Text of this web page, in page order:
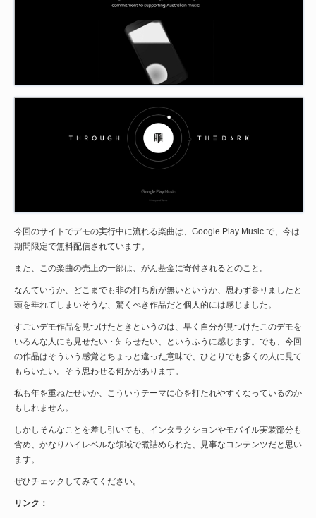
今回のサイトでデモの実行中に流れる楽曲は、Google Play Music で、今は
期間限定で無料配信されています。
また、この楽曲の売上の一部は、がん基金に寄付されるとのこと。
なんていうか、どこまでも非の打ち所が無いというか、思わず参りましたと
頭を垂れてしまいそうな、驚くべき作品だと個人的には感じました。
すごいデモ作品を見つけたときというのは、早く自分が見つけたこのデモを
いろんな人にも見せたい・知らせたい、というふうに感じます。でも、今回
の作品はそういう感覚とちょっと違った意味で、ひとりでも多くの人に見て
もらいたい。そう思わせる何かがあります。
私も年を重ねたせいか、こういうテーマに心を打たれやすくなっているのか
もしれません。
しかしそんなことを差し引いても、インタラクションやモバイル実装部分も
含め、かなりハイレベルな領域で煮詰められた、見事なコンテンツだと思い
ます。
ぜひチェックしてみてください。
リンク：